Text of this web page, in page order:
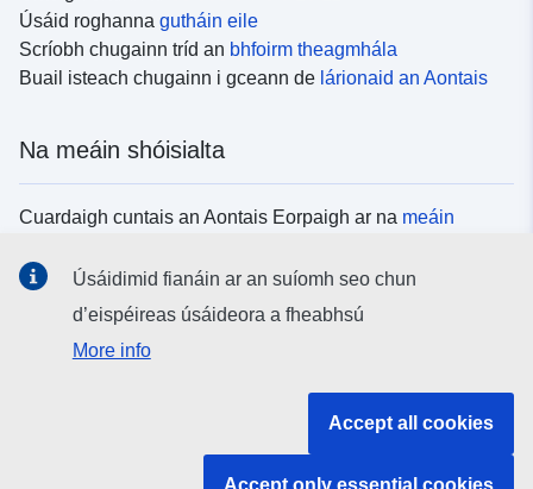
Úsáid roghanna gutháin eile
Scríobh chugainn tríd an bhfoirm theagmhála
Buail isteach chugainn i gceann de lárionaid an Aontais
Na meáin shóisialta
Cuardaigh cuntais an Aontais Eorpaigh ar na meáin
Úsáidimid fianáin ar an suíomh seo chun
d’eispéireas úsáideora a fheabhsú
More info
Accept all cookies
Accept only essential cookies